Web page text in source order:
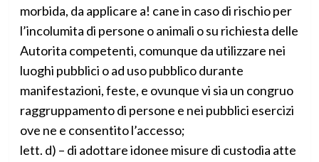
morbida, da applicare a! cane in caso di rischio per
l’incolumita di persone o animali o su richiesta delle
Autorita competenti, comunque da utilizzare nei
luoghi pubblici o ad uso pubblico durante
manifestazioni, feste, e ovunque vi sia un congruo
raggruppamento di persone e nei pubblici esercizi
ove ne e consentito l’accesso;
lett. d) – di adottare idonee misure di custodia atte